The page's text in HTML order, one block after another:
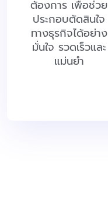
ต้องการ เพื่อช่วย
ประกอบตัดสินใจ
ทางธุรกิจได้อย่าง
มั่นใจ รวดเร็วและ
แม่นยำ